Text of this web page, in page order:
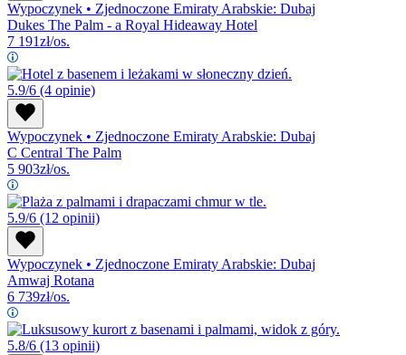
Wypoczynek • Zjednoczone Emiraty Arabskie: Dubaj
Dukes The Palm - a Royal Hideaway Hotel
7 191zł/os.
5.9/6 (4 opinie)
Wypoczynek • Zjednoczone Emiraty Arabskie: Dubaj
C Central The Palm
5 903zł/os.
5.9/6 (12 opinii)
Wypoczynek • Zjednoczone Emiraty Arabskie: Dubaj
Amwaj Rotana
6 739zł/os.
5.8/6 (13 opinii)